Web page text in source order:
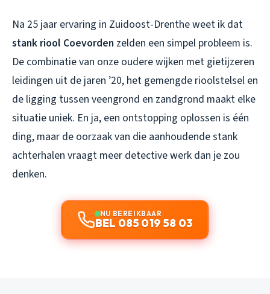
Na 25 jaar ervaring in Zuidoost-Drenthe weet ik dat
stank riool Coevorden zelden een simpel probleem is.
De combinatie van onze oudere wijken met gietijzeren
leidingen uit de jaren ’20, het gemengde rioolstelsel en
de ligging tussen veengrond en zandgrond maakt elke
situatie uniek. En ja, een ontstopping oplossen is één
ding, maar de oorzaak van die aanhoudende stank
achterhalen vraagt meer detective werk dan je zou
denken.
NU BEREIKBAAR
BEL 085 019 58 03